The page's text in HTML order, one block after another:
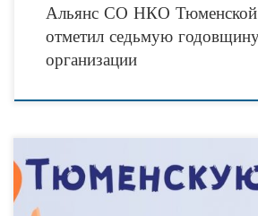
Альянс СО НКО Тюменской
отметил седьмую
организации